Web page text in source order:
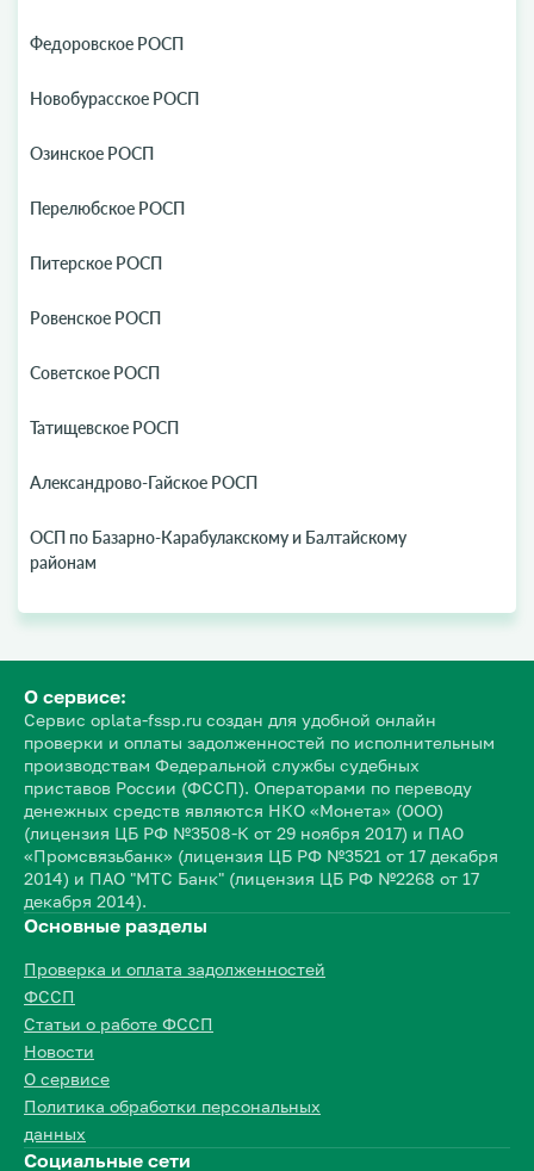
Федоровское РОСП
Новобурасское РОСП
Озинское РОСП
Перелюбское РОСП
Питерское РОСП
Ровенское РОСП
Советское РОСП
Татищевское РОСП
Александрово-Гайское РОСП
ОСП по Базарно-Карабулакскому и Балтайскому
районам
О сервисе:
Сервис oplata-fssp.ru создан для удобной онлайн
проверки и оплаты задолженностей по исполнительным
производствам Федеральной службы судебных
приставов России (ФССП). Операторами по переводу
денежных средств являются НКО «Монета» (ООО)
(лицензия ЦБ РФ №3508-К от 29 ноября 2017) и ПАО
«Промсвязьбанк» (лицензия ЦБ РФ №3521 от 17 декабря
2014) и ПАО "МТС Банк" (лицензия ЦБ РФ №2268 от 17
декабря 2014).
Основные разделы
Проверка и оплата задолженностей
ФССП
Статьи о работе ФССП
Новости
О сервисе
Политика обработки персональных
данных
Социальные сети